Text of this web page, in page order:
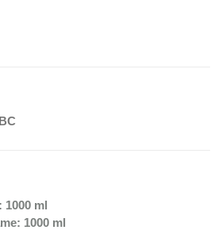
1000 ml
1000 ml